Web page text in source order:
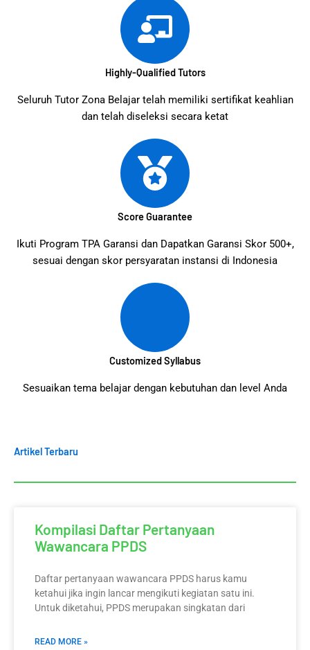
Highly-Qualified Tutors
Seluruh Tutor Zona Belajar telah memiliki sertifikat keahlian
dan telah diseleksi secara ketat
Score Guarantee
Ikuti Program TPA Garansi dan Dapatkan Garansi Skor 500+,
sesuai dengan skor persyaratan instansi di Indonesia
Customized Syllabus
Sesuaikan tema belajar dengan kebutuhan dan level Anda
Artikel Terbaru
Kompilasi Daftar Pertanyaan
Wawancara PPDS
Daftar pertanyaan wawancara PPDS harus kamu
ketahui jika ingin lancar mengikuti kegiatan satu ini.
Untuk diketahui, PPDS merupakan singkatan dari
READ MORE »